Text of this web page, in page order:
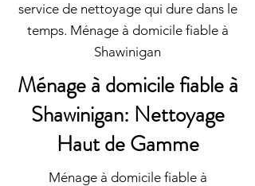
service de nettoyage qui dure dans le
temps. Ménage à domicile fiable à
Shawinigan
Ménage à domicile fiable à
Shawinigan: Nettoyage
Haut de Gamme
Ménage à domicile fiable à